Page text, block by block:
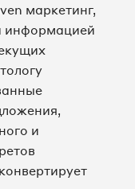
маркетинг,
информацией
и